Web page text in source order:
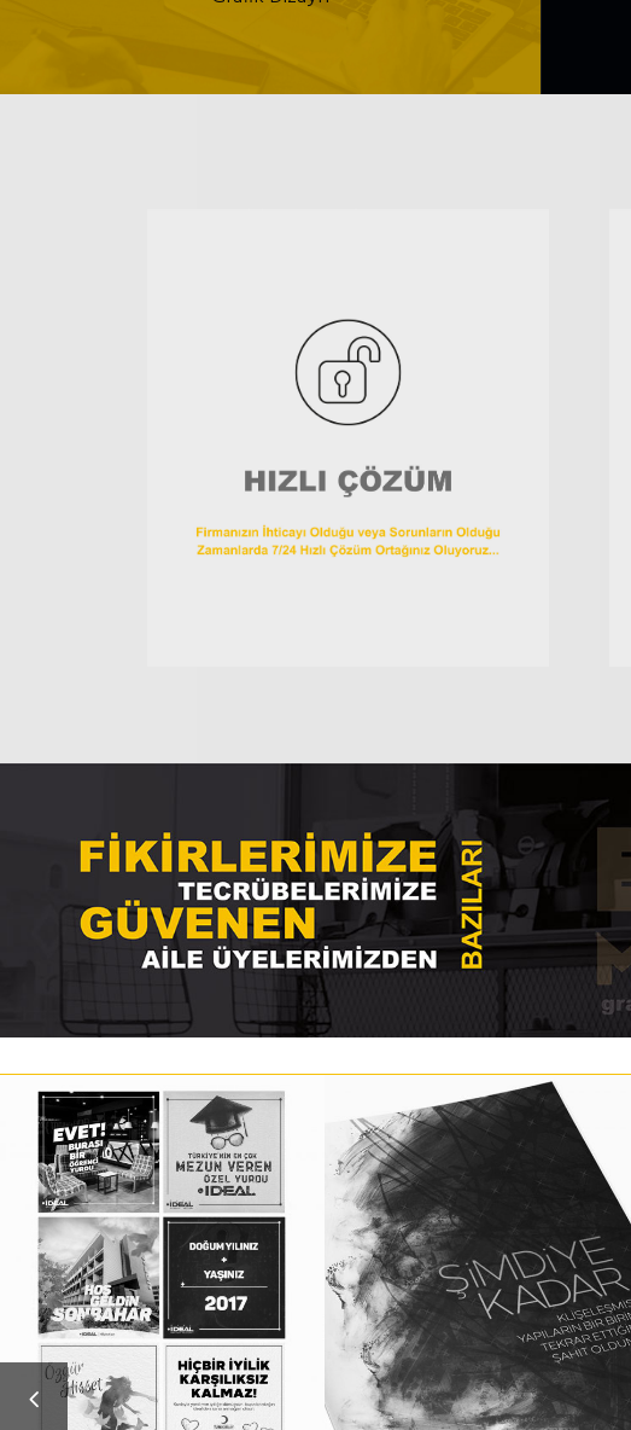
İDEAL YURTLARI SOSYAL
MEDYA POSTLARI
MOTTO RESİDENCE